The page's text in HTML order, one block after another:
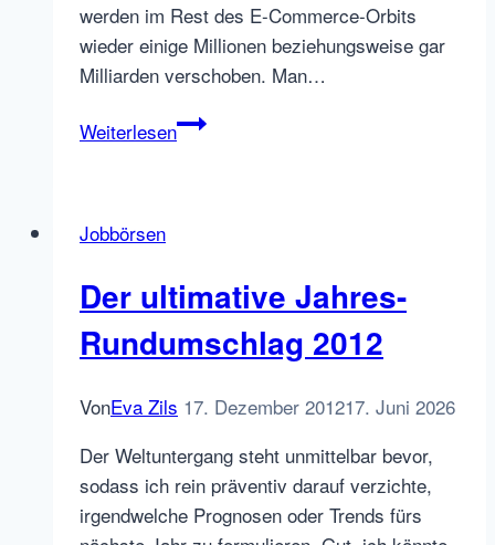
werden im Rest des E-Commerce-Orbits
wieder einige Millionen beziehungsweise gar
Milliarden verschoben. Man…
WeiterlesenKauft
Jobbörsen
Der ultimative Jahres-
Rundumschlag 2012
VonEva Zils 17. Dezember 201217. Juni 2026
Der Weltuntergang steht unmittelbar bevor,
sodass ich rein präventiv darauf verzichte,
irgendwelche Prognosen oder Trends fürs